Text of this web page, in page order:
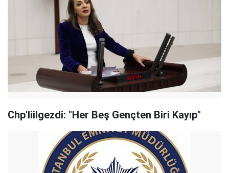
Chp'liilgezdi: "Her Beş Gençten Biri Kayıp"